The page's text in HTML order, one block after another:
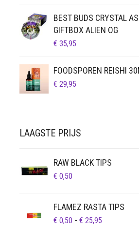
BEST BUDS CRYSTAL
GIFTBOX ALIEN OG
€ 35,95
FOODSPOREN REISHI
€ 29,95
LAAGSTE PRIJS
RAW BLACK TIPS
€ 0,50
FLAMEZ RASTA TIPS
€ 0,50 - € 25,95